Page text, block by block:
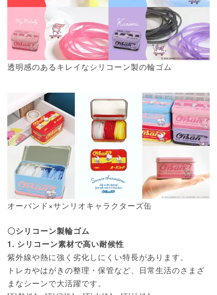
透明感のあるキレイなシリコーン製の輪ゴム
オーバンド×サンリオキャラクターズ缶
〇シリコーン製輪ゴム
1. シリコーン素材で高い耐候性
紫外線や熱に強く劣化しにくい特長があります。
トレカやはがきの整理・保管など、日常生活のさまざ
まなシーンで大活躍です。